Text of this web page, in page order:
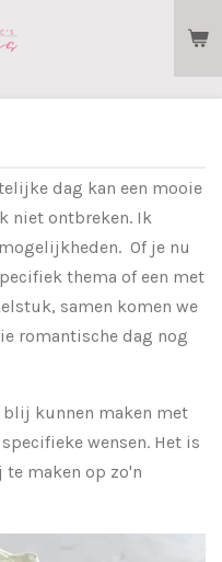
dag kan een mooie
niet ontbreken. Ik
Of je nu
thema of een met
samen komen we
romantische dag nog
kunnen maken met
wensen. Het is
maken op zo'n